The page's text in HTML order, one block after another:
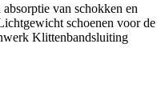
van schokken en
schoenen voor de
Klittenbandsluiting